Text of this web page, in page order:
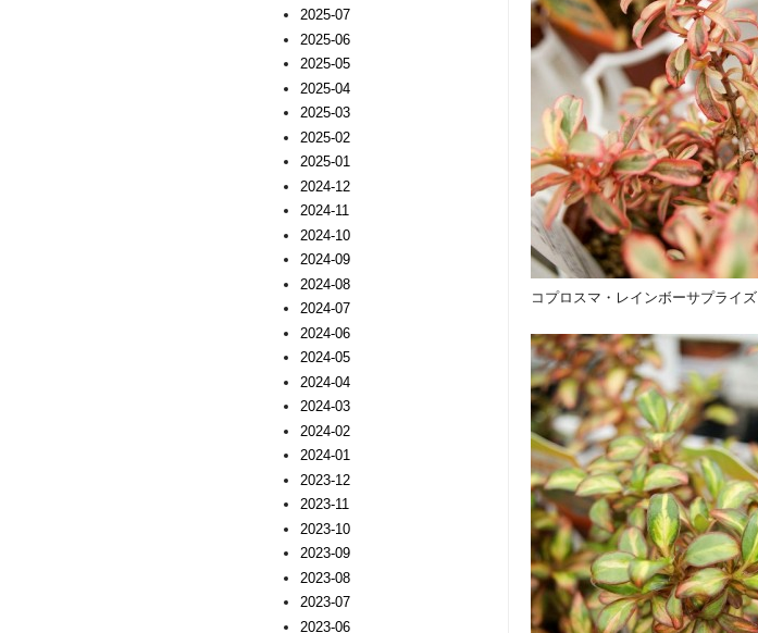
コプロスマ・レインボーサプライズ
2025-07
2025-06
2025-05
2025-04
2025-03
2025-02
2025-01
2024-12
2024-11
2024-10
2024-09
2024-08
2024-07
2024-06
2024-05
2024-04
2024-03
2024-02
2024-01
2023-12
2023-11
2023-10
2023-09
2023-08
2023-07
2023-06